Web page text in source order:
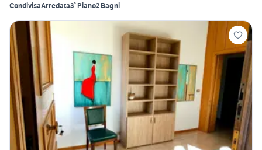
CondivisaArredata3° Piano2 Bagni